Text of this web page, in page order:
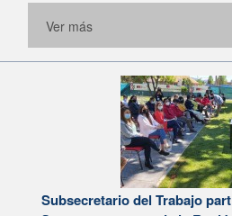
Ver más
Subsecretario del Trabajo